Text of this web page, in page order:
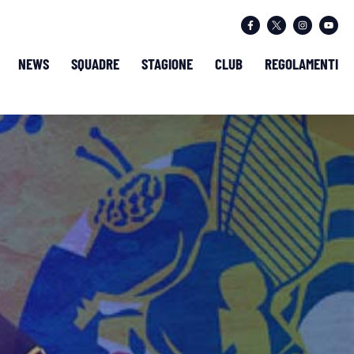
NEWS SQUADRE STAGIONE CLUB REGOLAMENTI